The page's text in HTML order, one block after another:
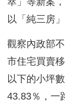
以「純三房
觀察內政部
市住宅買賣
以下的小坪
43.83％，一